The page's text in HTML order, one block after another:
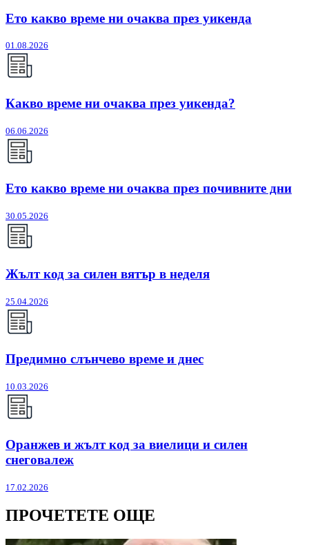
Ето какво време ни очаква през уикенда
01.08.2026
Какво време ни очаква през уикенда?
06.06.2026
Ето какво време ни очаква през почивните дни
30.05.2026
Жълт код за силен вятър в неделя
25.04.2026
Предимно слънчево време и днес
10.03.2026
Оранжев и жълт код за виелици и силен
снеговалеж
17.02.2026
ПРОЧЕТЕТЕ ОЩЕ